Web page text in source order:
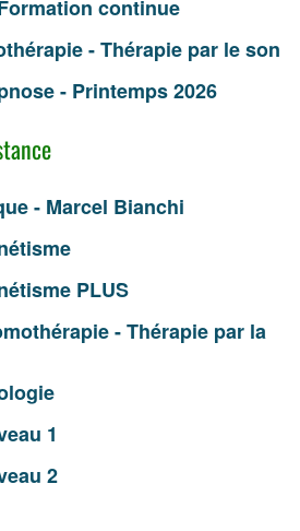
continue
- Thérapie par le son
- Printemps 2026
- Marcel Bianchi
PLUS
- Thérapie par la
1
2